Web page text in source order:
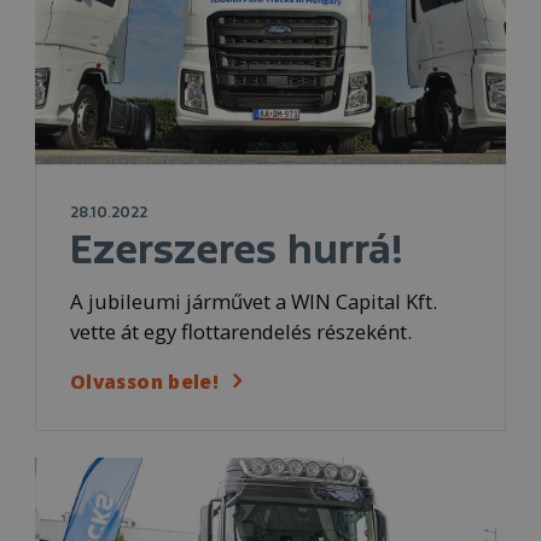
28.10.2022
Ezerszeres hurrá!
A jubileumi járművet a WIN Capital Kft.
vette át egy flottarendelés részeként.
Olvasson bele!